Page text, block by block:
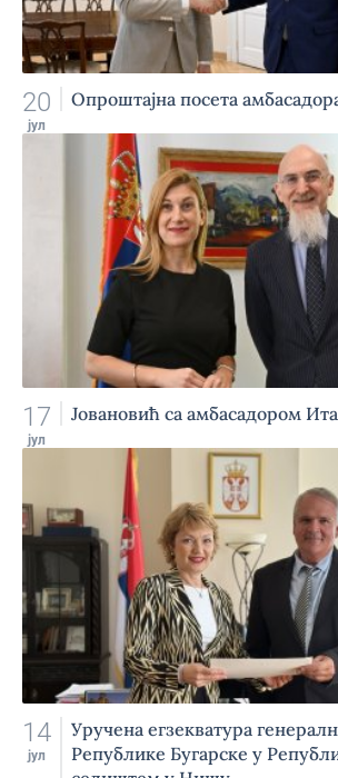
20
јул
Опроштајна посета
17
јул
Јовановић са амбасадором
14
јул
Уручена егзекватура
Републике Бугарске у